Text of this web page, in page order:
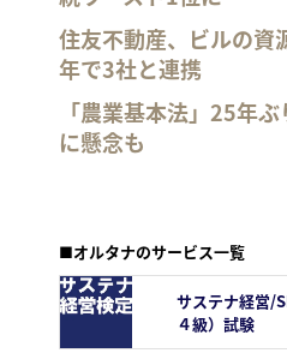
住友不動産、ビルの資
年で3社と連携
「農業基本法」25年
に懸念も
■オルタナのサービス一覧
サステナ経営/
４級）試験